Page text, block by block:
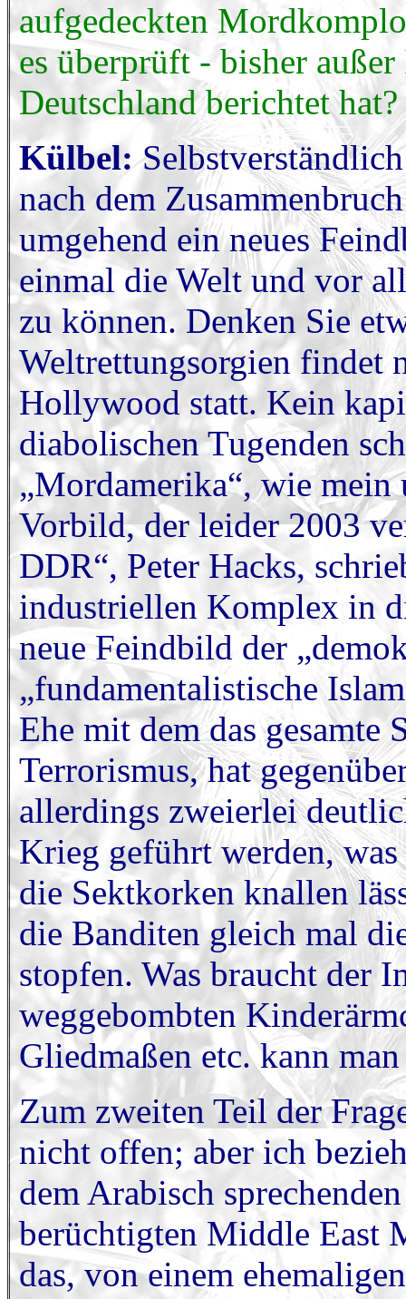
aufgedeckten
es überprüft - bisher
Deutschland berichtet hat?
Külbel:
nach dem
umgehend ein neues
einmal die Welt und vor
zu können. Denken Sie
Weltrettungsorgien findet
Hollywood statt. Kein
diabolischen Tugenden
„Mordamerika“, wie mein
Vorbild, der leider 2003
DDR“, Peter Hacks,
industriellen Komplex in
neue Feindbild der
„fundamentalistische
Ehe mit dem das gesamte
Terrorismus, hat
allerdings zweierlei
Krieg geführt werden,
die Sektkorken knallen
die Banditen gleich mal
stopfen. Was braucht der
weggebombten
Gliedmaßen etc. kann
Zum zweiten Teil der
nicht offen; aber ich
dem Arabisch
berüchtigten Middle East
das, von einem